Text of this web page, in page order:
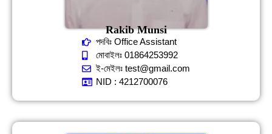
Rakib Munsi
পদবিঃ Office Assistant
মোবাইলঃ 01864253992
ই-মেইলঃ test@gmail.com
NID : 4212700076